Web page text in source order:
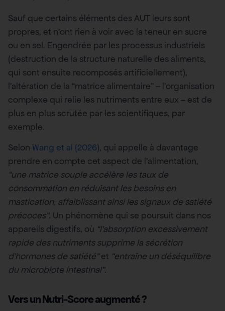
Sauf que certains éléments des AUT leurs sont
propres, et n’ont rien à voir avec la teneur en sucre
ou en sel. Engendrée par les processus industriels
(destruction de la structure naturelle des aliments,
qui sont ensuite recomposés artificiellement),
l’altération de la “matrice alimentaire” – l’organisation
complexe qui relie les nutriments entre eux – est de
plus en plus scrutée par les scientifiques, par
exemple.
Selon Wang et al (2026), qui appelle à davantage
prendre en compte cet aspect de l’alimentation,
“une matrice souple accélère les taux de
consommation en réduisant les besoins en
mastication, affaiblissant ainsi les signaux de satiété
précoces”. Un phénomène qui se poursuit dans nos
appareils digestifs, où “l’absorption excessivement
rapide des nutriments supprime la sécrétion
d’hormones de satiété”et “entraîne un déséquilibre
du microbiote intestinal”.
Vers un Nutri-Score augmenté ?